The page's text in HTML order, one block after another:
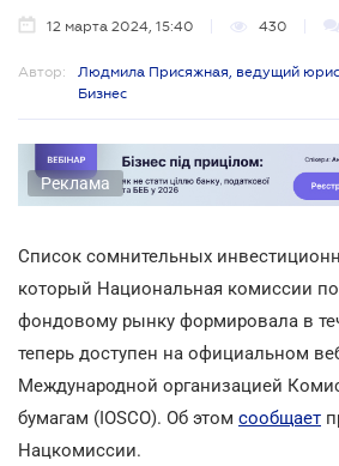
12 марта 2024, 15:40 430
Автор:
Людмила Присяжная, ведущий
Бизнес
Реклама
Список сомнительных
который Национальная комиссии
фондовому рынку формировала в
теперь доступен на официальном
Международной организацией
бумагам (IOSCO). Об этом сообщает
Нацкомиссии.